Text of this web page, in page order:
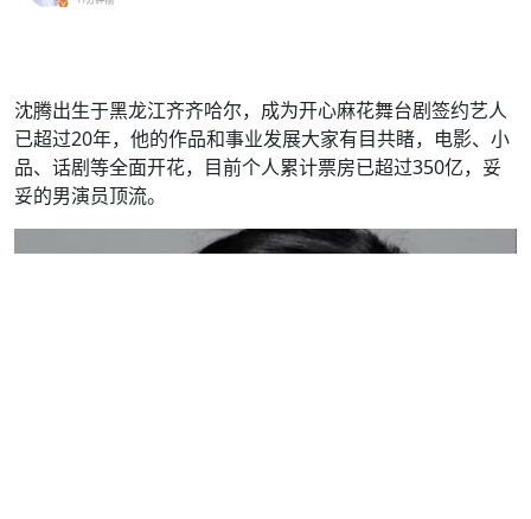
沈腾出生于黑龙江齐齐哈尔，成为开心麻花舞台剧签约艺人
已超过20年，他的作品和事业发展大家有目共睹，电影、小
品、话剧等全面开花，目前个人累计票房已超过350亿，妥
妥的男演员顶流。